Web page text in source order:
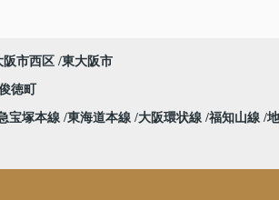
阪市西区 東大阪市
徳町
宝塚本線 東海道本線 大阪環状線 福知山線